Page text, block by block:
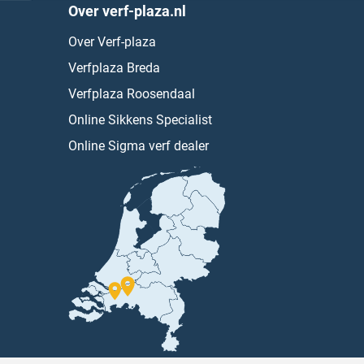
Over verf-plaza.nl
Over Verf-plaza
Verfplaza Breda
Verfplaza Roosendaal
Online Sikkens Specialist
Online Sigma verf dealer